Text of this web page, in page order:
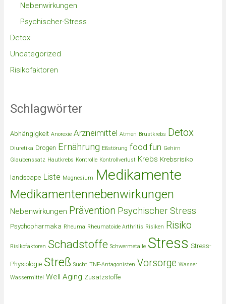
Nebenwirkungen
Psychischer-Stress
Detox
Uncategorized
Risikofaktoren
Schlagwörter
Abhängigkeit Anorexie Arzneimittel Atmen Brustkrebs Detox
Diuretika Drogen Ernährung Eßstörung food fun Gehirn
Glaubenssatz Hautkrebs Kontrolle Kontrollverlust Krebs Krebsrisiko
landscape Liste Magnesium Medikamente
Medikamentennebenwirkungen
Nebenwirkungen Prävention Psychischer Stress
Psychopharmaka Rheuma Rheumatoide Arthritis Risiken Risiko
Risikofaktoren Schadstoffe Schwermetalle Stress Stress-
Physiologie Streß Sucht TNF-Antagonisten Vorsorge Wasser
Wassermittel Well Aging Zusatzstoffe